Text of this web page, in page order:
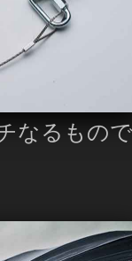
なるもの